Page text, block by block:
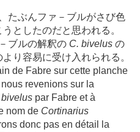
たぶんファ－ブルがさび色
としたのだと思われる。
ブルの解釈の C. bivelus の
り容易に受け入れられる。
de Fabre sur cette planche
revenions sur la
bivelus par Fabre et à
nom de Cortinarius
donc pas en détail la